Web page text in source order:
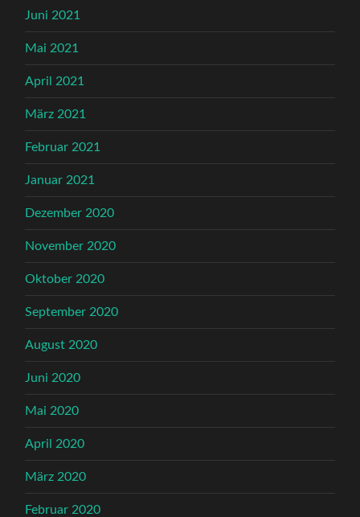
Juni 2021
Mai 2021
April 2021
März 2021
Februar 2021
Januar 2021
Dezember 2020
November 2020
Oktober 2020
September 2020
August 2020
Juni 2020
Mai 2020
April 2020
März 2020
Februar 2020